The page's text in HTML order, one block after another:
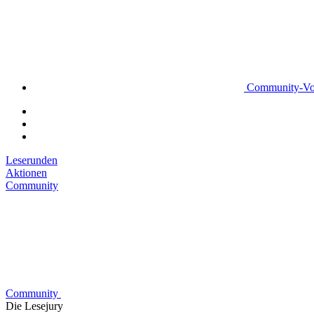
Community-
Leserunden
Aktionen
Community
Community
Die Lesejury